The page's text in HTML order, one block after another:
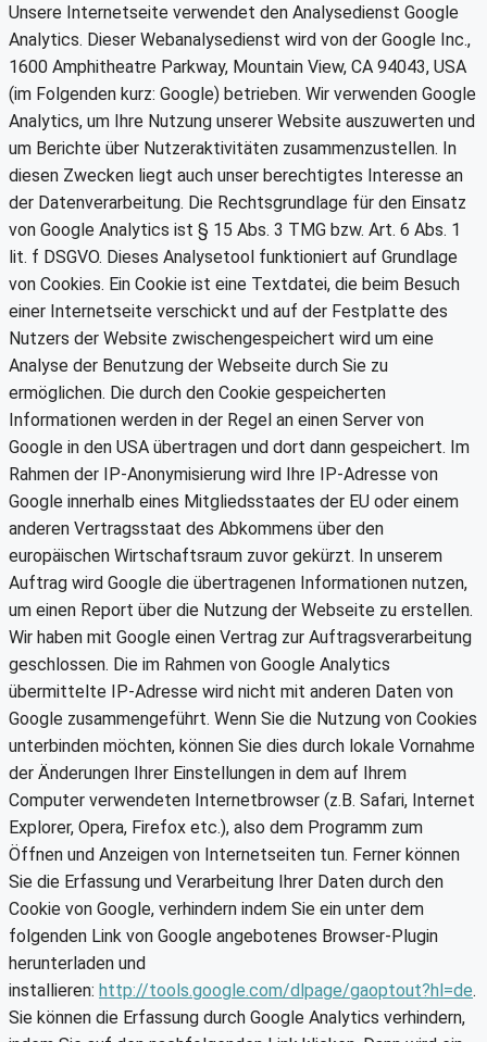
Unsere Internetseite verwendet den Analysedienst Google
Analytics. Dieser Webanalysedienst wird von der Google Inc.,
1600 Amphitheatre Parkway, Mountain View, CA 94043, USA
(im Folgenden kurz: Google) betrieben. Wir verwenden Google
Analytics, um Ihre Nutzung unserer Website auszuwerten und
um Berichte über Nutzeraktivitäten zusammenzustellen. In
diesen Zwecken liegt auch unser berechtigtes Interesse an
der Datenverarbeitung. Die Rechtsgrundlage für den Einsatz
von Google Analytics ist § 15 Abs. 3 TMG bzw. Art. 6 Abs. 1
lit. f DSGVO. Dieses Analysetool funktioniert auf Grundlage
von Cookies. Ein Cookie ist eine Textdatei, die beim Besuch
einer Internetseite verschickt und auf der Festplatte des
Nutzers der Website zwischengespeichert wird um eine
Analyse der Benutzung der Webseite durch Sie zu
ermöglichen. Die durch den Cookie gespeicherten
Informationen werden in der Regel an einen Server von
Google in den USA übertragen und dort dann gespeichert. Im
Rahmen der IP-Anonymisierung wird Ihre IP-Adresse von
Google innerhalb eines Mitgliedsstaates der EU oder einem
anderen Vertragsstaat des Abkommens über den
europäischen Wirtschaftsraum zuvor gekürzt. In unserem
Auftrag wird Google die übertragenen Informationen nutzen,
um einen Report über die Nutzung der Webseite zu erstellen.
Wir haben mit Google einen Vertrag zur Auftragsverarbeitung
geschlossen. Die im Rahmen von Google Analytics
übermittelte IP-Adresse wird nicht mit anderen Daten von
Google zusammengeführt. Wenn Sie die Nutzung von Cookies
unterbinden möchten, können Sie dies durch lokale Vornahme
der Änderungen Ihrer Einstellungen in dem auf Ihrem
Computer verwendeten Internetbrowser (z.B. Safari, Internet
Explorer, Opera, Firefox etc.), also dem Programm zum
Öffnen und Anzeigen von Internetseiten tun. Ferner können
Sie die Erfassung und Verarbeitung Ihrer Daten durch den
Cookie von Google, verhindern indem Sie ein unter dem
folgenden Link von Google angebotenes Browser-Plugin
herunterladen und
installieren: http://tools.google.com/dlpage/gaoptout?hl=de.
Sie können die Erfassung durch Google Analytics verhindern,